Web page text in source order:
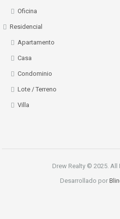
Oficina
Residencial
Apartamento
Casa
Condominio
Lote / Terreno
Villa
Drew Realty © 2025. All
Desarrollado por